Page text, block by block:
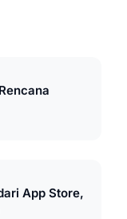
App Store,